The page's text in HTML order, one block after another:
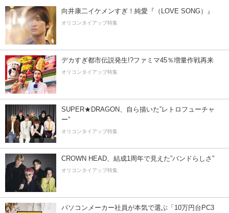
向井康二イケメンすぎ！純愛『（LOVE SONG）』
オリコンタイアップ特集
デカすぎ都市伝説発生!?ファミマ45％増量作戦再来
オリコンタイアップ特集
SUPER★DRAGON、自ら描いた”レトロフューチャ
ー”
オリコンタイアップ特集
CROWN HEAD、結成1周年で見えた”バンドらしさ”
オリコンタイアップ特集
パソコンメーカー社員が本気で選ぶ「10万円台PC3